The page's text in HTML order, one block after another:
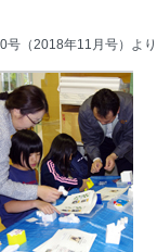
号（2018年11月号）より